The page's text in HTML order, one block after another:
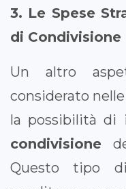
3. Le Spese
di Condivisione
Un altro
considerato
la possibilità di
condivisione
Questo tipo